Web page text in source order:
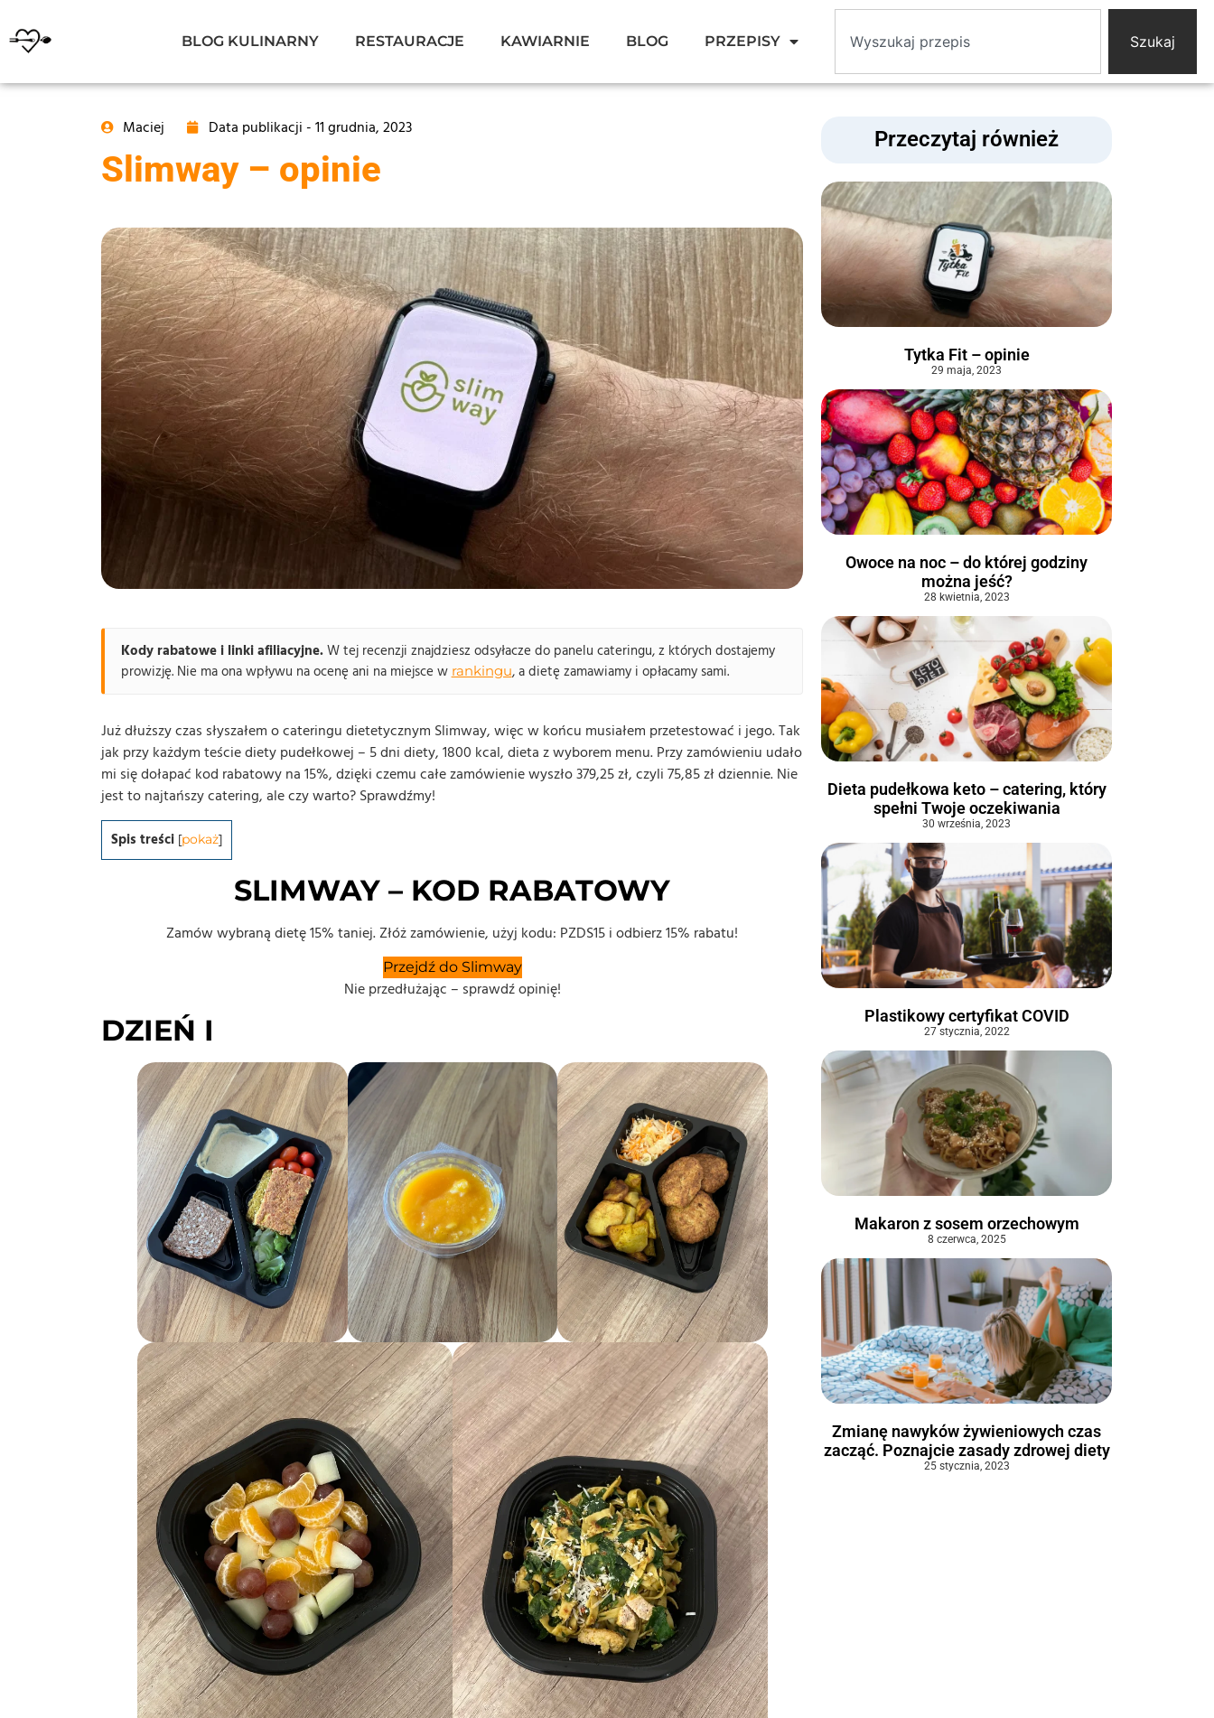
BLOG KULINARNY RESTAURACJE KAWIARNIE BLOG PRZEPISY Szukaj
Maciej Data publikacji - 11 grudnia, 2023
Slimway – opinie
Kody rabatowe i linki afiliacyjne.W tej recenzji znajdziesz odsyłacze do panelu cateringu, z których dostajemy
prowizję. Nie ma ona wpływu na ocenę ani na miejsce w rankingu, a dietę zamawiamy i opłacamy sami.
Już dłuższy czas słyszałem o cateringu dietetycznym Slimway, więc w końcu musiałem przetestować i jego. Tak
jak przy każdym teście diety pudełkowej – 5 dni diety, 1800 kcal, dieta z wyborem menu. Przy zamówieniu udało
mi się dołapać kod rabatowy na 15%, dzięki czemu całe zamówienie wyszło 379,25 zł, czyli 75,85 zł dziennie. Nie
jest to najtańszy catering, ale czy warto? Sprawdźmy!
Spis treści [pokaż]
SLIMWAY – KOD RABATOWY
Zamów wybraną dietę 15% taniej. Złóż zamówienie, użyj kodu: PZDS15 i odbierz 15% rabatu!
Przejdź do Slimway
Nie przedłużając – sprawdź opinię!
DZIEŃ I
Przeczytaj również
Tytka Fit – opinie
29 maja, 2023
Owoce na noc – do której godziny
można jeść?
28 kwietnia, 2023
Dieta pudełkowa keto – catering, który
spełni Twoje oczekiwania
30 września, 2023
Plastikowy certyfikat COVID
27 stycznia, 2022
Makaron z sosem orzechowym
8 czerwca, 2025
Zmianę nawyków żywieniowych czas
zacząć. Poznajcie zasady zdrowej diety
25 stycznia, 2023